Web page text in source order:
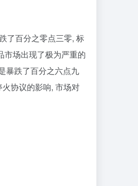
了百分之零点三零, 标
市场出现了极为严重的
暴跌了百分之六点九
协议的影响, 市场对